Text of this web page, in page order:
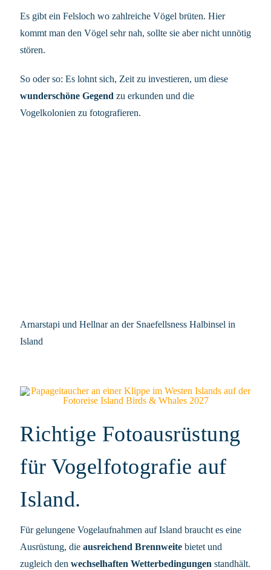
Es gibt ein Felsloch wo zahlreiche Vögel brüten. Hier
kommt man den Vögel sehr nah, sollte sie aber nicht unnötig
stören.
So oder so: Es lohnt sich, Zeit zu investieren, um diese
wunderschöne Gegend zu erkunden und die
Vogelkolonien zu fotografieren.
Arnarstapi und Hellnar an der Snaefellsness Halbinsel in
Island
Richtige Fotoausrüstung
für Vogelfotografie auf
Island.
Für gelungene Vogelaufnahmen auf Island braucht es eine
Ausrüstung, die ausreichend Brennweite bietet und
zugleich den wechselhaften Wetterbedingungen standhält.